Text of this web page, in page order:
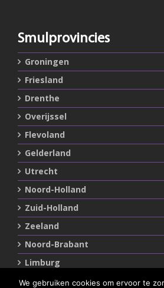
Smulprovincies
Groningen
Friesland
Drenthe
Overijssel
Flevoland
Gelderland
Utrecht
Noord-Holland
Zuid-Holland
Zeeland
Noord-Brabant
Limburg
We gebruiken cookies om ervoor te